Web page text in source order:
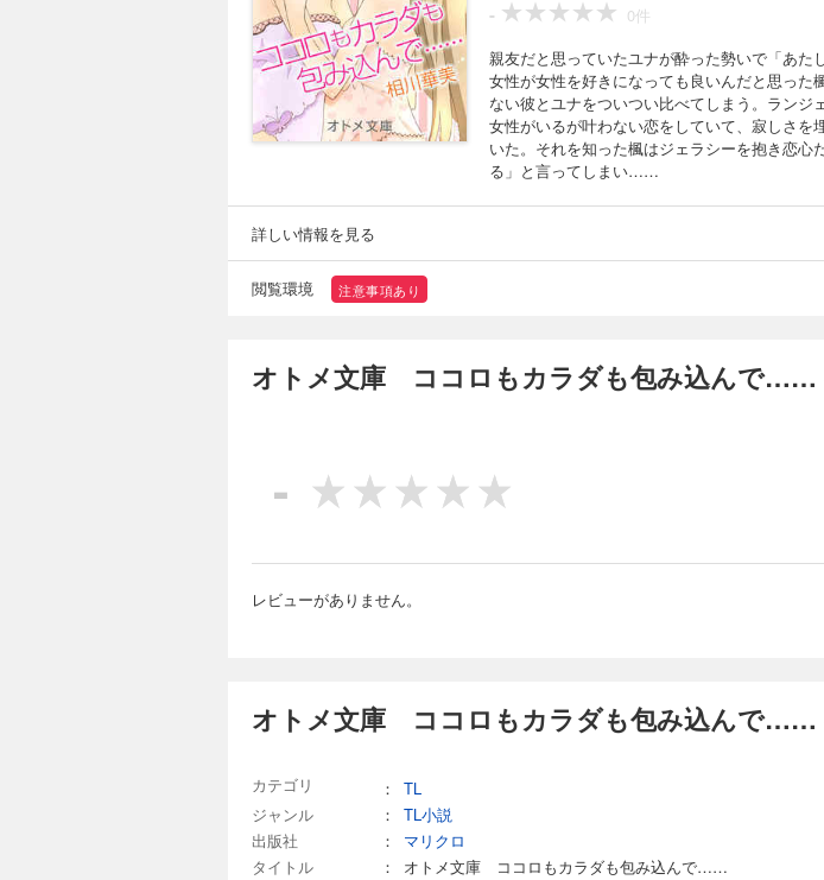
-
0件
親友だと思っていたユナが酔った勢いで「あた
女性が女性を好きになっても良いんだと思った
ない彼とユナをついつい比べてしまう。ランジ
女性がいるが叶わない恋をしていて、寂しさを
いた。それを知った楓はジェラシーを抱き恋心
る」と言ってしまい……
詳しい情報を見る
閲覧環境 注意事項あり
オトメ文庫 ココロもカラダも包み込んで……
-
レビューがありません。
オトメ文庫 ココロもカラダも包み込んで……
カテゴリ ：
TL
ジャンル
：
TL小説
出版社
：
マリクロ
タイトル
：
オトメ文庫 ココロもカラダも包み込んで……